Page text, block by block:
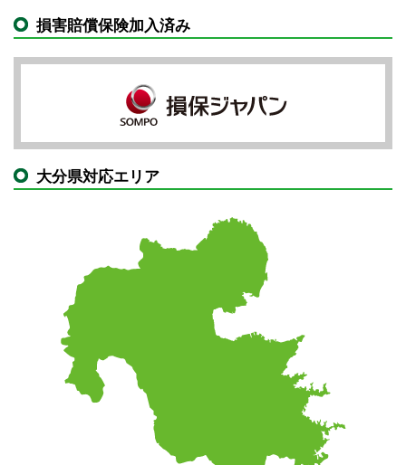
損害賠償保険加入済み
大分県対応エリア